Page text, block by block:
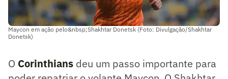
Maycon em ação pelo&nbsp;Shakhtar Donetsk (Foto: Divulgação/Shakhtar
Donetsk)
O Corinthians deu um passo importante para